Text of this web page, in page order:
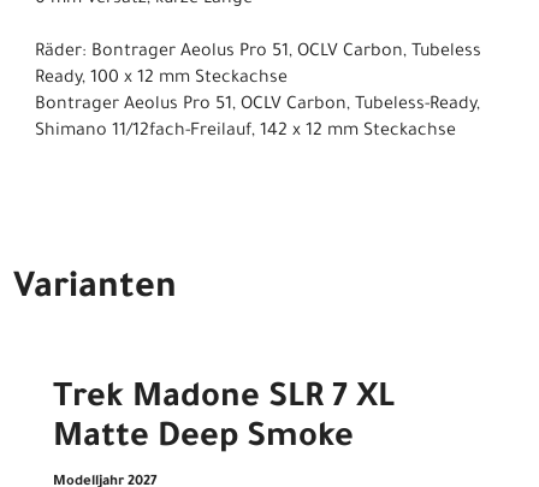
Räder: Bontrager Aeolus Pro 51, OCLV Carbon, Tubeless
Ready, 100 x 12 mm Steckachse
Bontrager Aeolus Pro 51, OCLV Carbon, Tubeless-Ready,
Shimano 11/12fach-Freilauf, 142 x 12 mm Steckachse
Varianten
Trek Madone SLR 7 XL
Matte Deep Smoke
Modelljahr 2027